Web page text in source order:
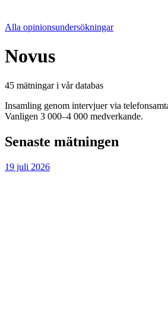
Alla opinionsundersökningar
Novus
45 mätningari vår databas
Insamling genom intervjuer via
Vanligen 3 000–4 000 medverkande.
Senaste mätningen
19 juli 2026